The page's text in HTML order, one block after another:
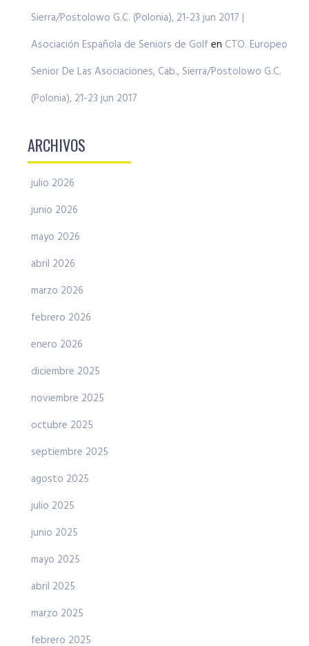
Sierra/Postolowo G.C. (Polonia), 21-23 jun 2017 |
Asociación Española de Seniors de Golf en CTO. Europeo
Senior De Las Asociaciones, Cab., Sierra/Postolowo G.C.
(Polonia), 21-23 jun 2017
ARCHIVOS
julio 2026
junio 2026
mayo 2026
abril 2026
marzo 2026
febrero 2026
enero 2026
diciembre 2025
noviembre 2025
octubre 2025
septiembre 2025
agosto 2025
julio 2025
junio 2025
mayo 2025
abril 2025
marzo 2025
febrero 2025